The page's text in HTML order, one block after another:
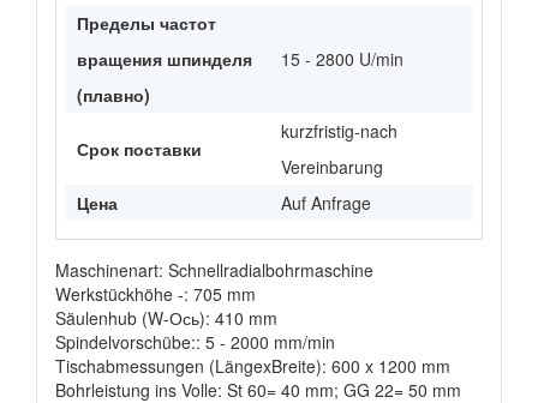
Пределы частот
вращения шпинделя
(плавно)
15 - 2800 U/min
Срок поставки
kurzfristig-nach
Vereinbarung
Цена
Auf Anfrage
Maschinenart: Schnellradialbohrmaschine
Werkstückhöhe -: 705 mm
Säulenhub (W-Ось): 410 mm
Spindelvorschübe:: 5 - 2000 mm/min
Tischabmessungen (LängexBreite): 600 x 1200 mm
Bohrleistung ins Volle: St 60= 40 mm; GG 22= 50 mm